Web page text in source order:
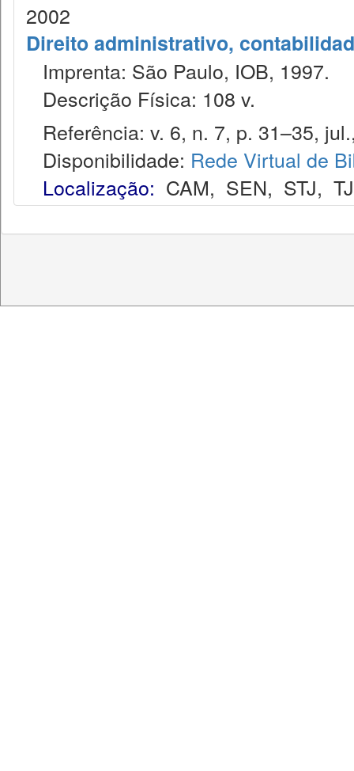
2002
Direito administrativo,
Imprenta: São Paulo, IOB, 1997.
Descrição Física: 108 v.
Referência: v. 6, n. 7, p. 31–35,
Disponibilidade: Rede Virtual de
Localização: CAM, SEN, STJ,